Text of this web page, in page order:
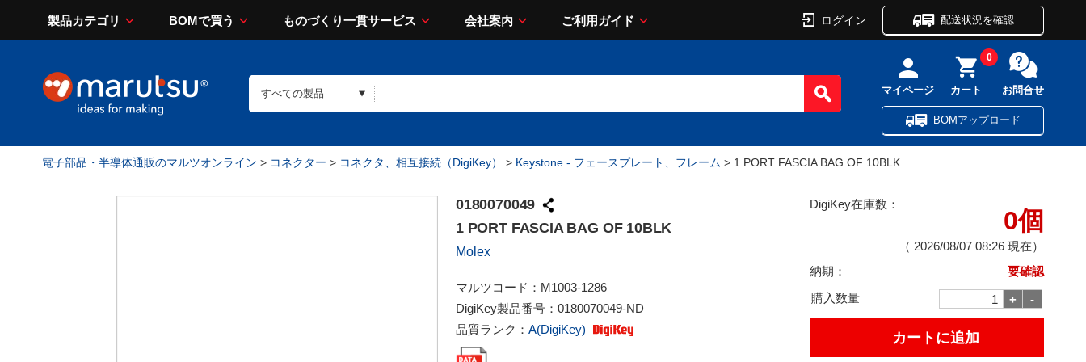
製品カテゴリ BOMで買う ものづくり一貫サービス 会社案内 ご利用ガイド ログイン 配送状況を確認
マイページ カート
0
お問合せ
BOMアップロード
電子部品・半導体通販のマルツオンライン > コネクター > コネクタ、相互接続（DigiKey） > Keystone - フェースプレート、フレーム > 1 PORT FASCIA BAG OF 10BLK
0180070049
1 PORT FASCIA BAG OF 10BLK
Molex
マルツコード： M1003-1286
DigiKey製品番号： 0180070049-ND
品質ランク： A(DigiKey)
DigiKey在庫数：
0個
（ 2026/08/07 08:26 現在）
納期：
要確認
購入数量